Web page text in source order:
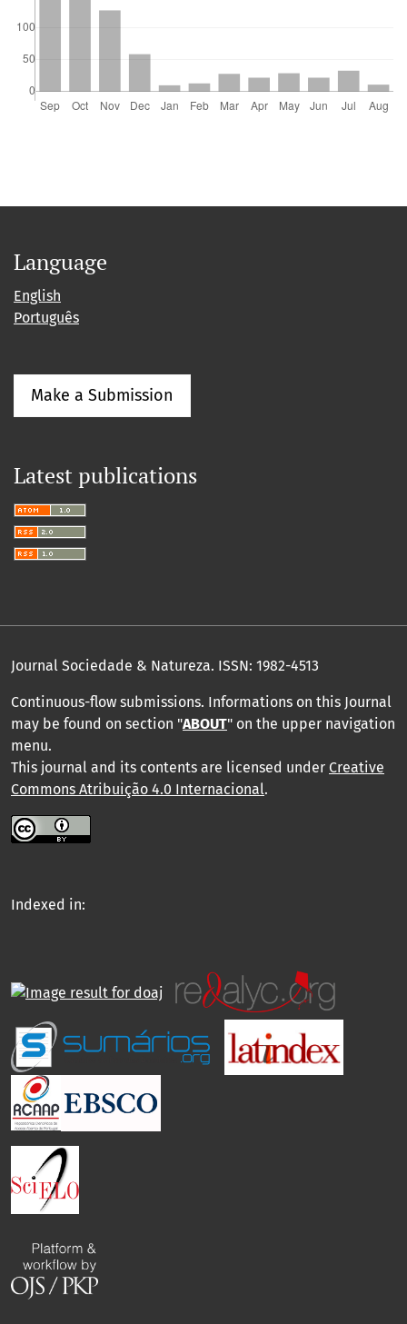
Language
English
Português
Make a Submission
Latest publications
Journal Sociedade & Natureza. ISSN: 1982-4513
Continuous-flow submissions. Informations on this Journal
may be found on section "ABOUT" on the upper navigation
menu.
This journal and its contents are licensed under Creative
Commons Atribuição 4.0 Internacional.
Indexed in: